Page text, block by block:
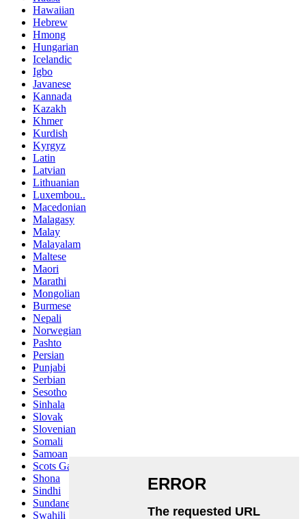
Hawaiian
Hebrew
Hmong
Hungarian
Icelandic
Igbo
Javanese
Kannada
Kazakh
Khmer
Kurdish
Kyrgyz
Latin
Latvian
Lithuanian
Luxembou..
Macedonian
Malagasy
Malay
Malayalam
Maltese
Maori
Marathi
Mongolian
Burmese
Nepali
Norwegian
Pashto
Persian
Punjabi
Serbian
Sesotho
Sinhala
Slovak
Slovenian
Somali
Samoan
Scots Gaelic
Shona
Sindhi
Sundanese
Swahili